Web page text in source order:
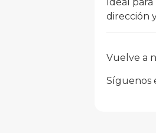
dirección
Vuelve a
Síguenos